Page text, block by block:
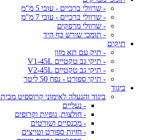
- שרוולי ברכיים - עובי 5 מ"מ
- שרוולי ברכיים - עובי 7 מ"מ
- שרוולי מרפקים
- תומכי שורש כף היד
תיקים
- תיק עם תא מזון
- תיקי גב טקטיים V1-45L
- תיקי גב טקטיים V2-45L
- תיקי ספורט - נפח 50 ליטר
ביגוד
ביגוד והנעלה לאימוני קרוספיט מבית Velites
- נעליים
- חולצות, גופיות וקרופים
- מכנסיים ושורטים
- חזיות ספורט וטייצים